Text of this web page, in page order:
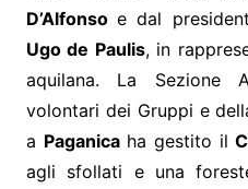
D’Alfonsoe dal
Ugo de Paulis, in
aquilana. La Sezione
volontari dei Gruppi e
a Paganica ha gestito il
agli sfollati e una